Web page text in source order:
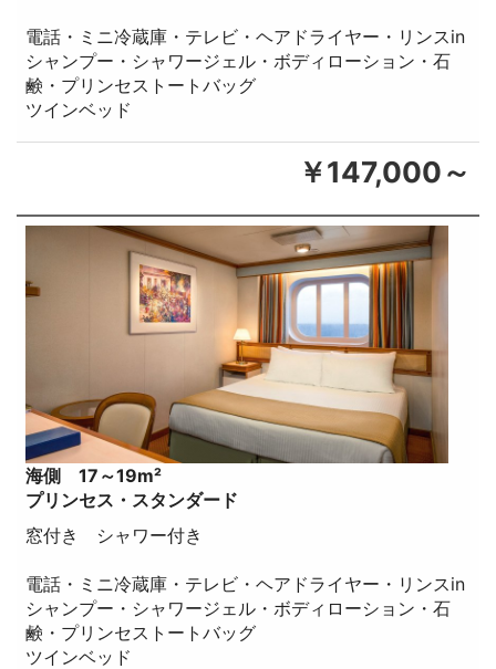
電話・ミニ冷蔵庫・テレビ・ヘアドライヤー・リンスin
シャンプー・シャワージェル・ボディローション・石
鹸・プリンセストートバッグ
ツインベッド
￥147,000～
海側 17～19m²
プリンセス・スタンダード
窓付き シャワー付き
電話・ミニ冷蔵庫・テレビ・ヘアドライヤー・リンスin
シャンプー・シャワージェル・ボディローション・石
鹸・プリンセストートバッグ
ツインベッド